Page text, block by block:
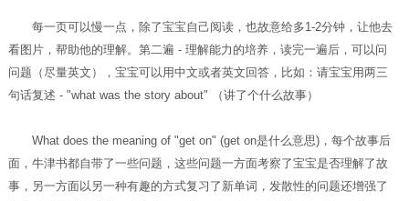
每一页可以慢一点，除了宝宝自己阅读，也故意给多1-2分钟，让他去
看图片，帮助他的理解。第二遍 - 理解能力的培养，读完一遍后，可以问
问题（尽量英文），宝宝可以用中文或者英文回答，比如：请宝宝用两三
句话复述 - "what was the story about" （讲了个什么故事）
What does the meaning of "get on" (get on是什么意思)，每个故事后
面，牛津书都自带了一些问题，这些问题一方面考察了宝宝是否理解了故
事，另一方面以另一种有趣的方式复习了新单词，发散性的问题还增强了